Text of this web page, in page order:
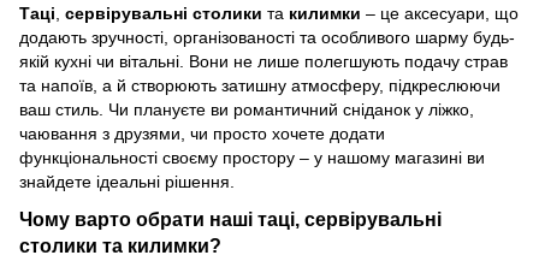
Таці сервірувальні столики та килимки – це аксесуари, що
додають зручності, організованості та особливого шарму будь-
якій кухні чи вітальні. Вони не лише полегшують подачу страв
та напоїв, а й створюють затишну атмосферу, підкреслюючи
ваш стиль. Чи плануєте ви романтичний сніданок у ліжко,
чаювання з друзями, чи просто хочете додати
функціональності своєму простору – у нашому магазині ви
знайдете ідеальні рішення.
Чому варто обрати наші таці, сервірувальні
столики та килимки?